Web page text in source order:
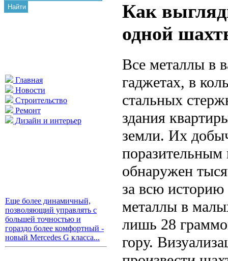
Найти
Главная
Новости
Строительство
Ремонт
Дизайн и интерьер
Еще более динамичный,
позволяющий управлять с
большей точностью и
гораздо более комфортный -
новый Mercedes G класса...
Как
одной
Все металлы в
гаджетах, в
стальных
здания
земли. Их
обнаружен
за всю
металлы в
лишь 28
гору.